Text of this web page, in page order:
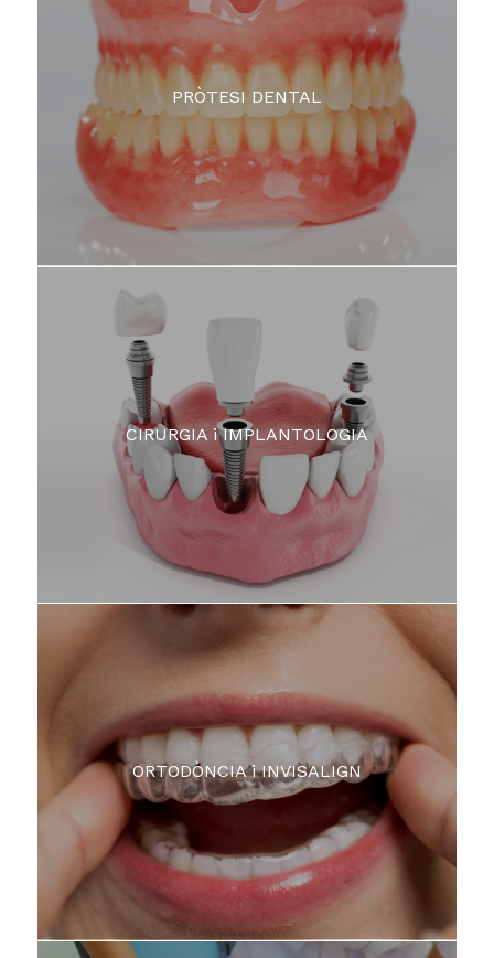
PRÒTESI DENTAL
CIRURGIA i IMPLANTOLOGIA
ORTODÒNCIA i INVISALIGN